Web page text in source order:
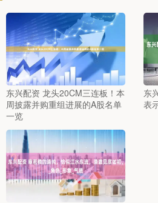
东兴配资 龙头20CM三连板！本
周披露并购重组进展的A股名单
一览
东
表